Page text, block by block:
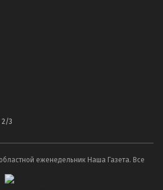
2/3
еженедельник Наша Газета. Все